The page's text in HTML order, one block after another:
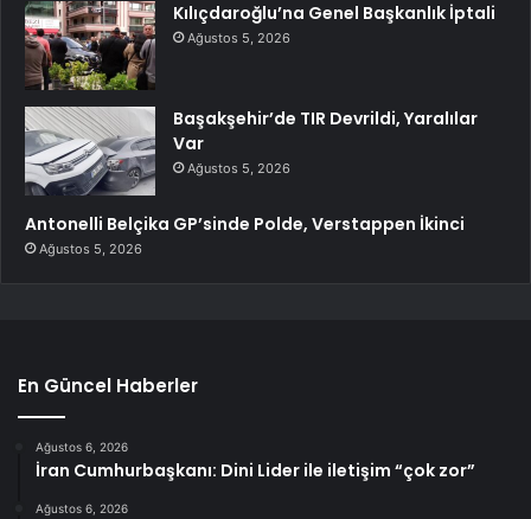
Kılıçdaroğlu’na Genel Başkanlık İptali
Ağustos 5, 2026
Başakşehir’de TIR Devrildi, Yaralılar
Var
Ağustos 5, 2026
Antonelli Belçika GP’sinde Polde, Verstappen İkinci
Ağustos 5, 2026
En Güncel Haberler
Ağustos 6, 2026
İran Cumhurbaşkanı: Dini Lider ile iletişim “çok zor”
Ağustos 6, 2026